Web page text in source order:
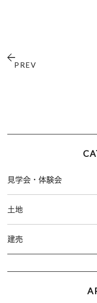
PREV
見学会・体験会
土地
建売